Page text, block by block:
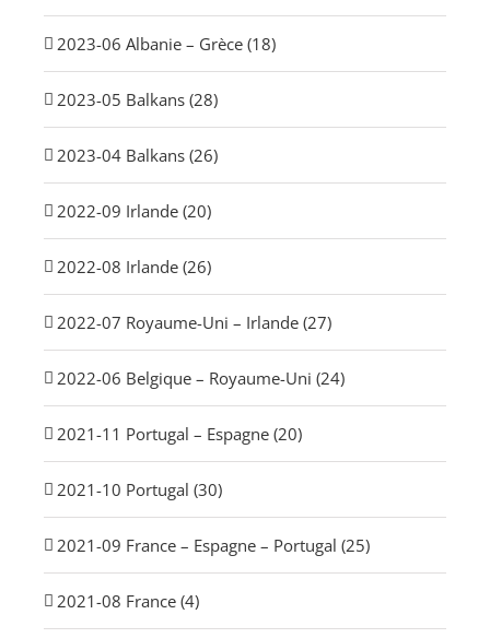
2023-06 Albanie – Grèce (18)
2023-05 Balkans (28)
2023-04 Balkans (26)
2022-09 Irlande (20)
2022-08 Irlande (26)
2022-07 Royaume-Uni – Irlande (27)
2022-06 Belgique – Royaume-Uni (24)
2021-11 Portugal – Espagne (20)
2021-10 Portugal (30)
2021-09 France – Espagne – Portugal (25)
2021-08 France (4)